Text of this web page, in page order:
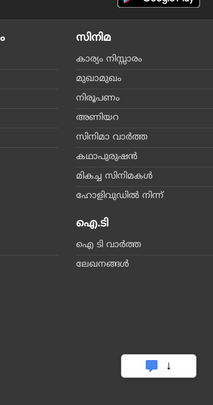
സിനിമ
കാര്യം നിസ്സാരം
മുഖാമുഖം
നിരൂപണം
അണിയറ
സിനിമാ വാര്‍ത്ത
കഥാപുരുഷന്‍
മികച്ച സിനിമകള്‍
ഹോളിവുഡില്‍ നിന്ന്‌
ഐ.ടി
ഐ ടി വാര്‍ത്ത
ലേഖനങ്ങള്‍